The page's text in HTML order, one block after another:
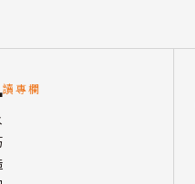
讀專欄